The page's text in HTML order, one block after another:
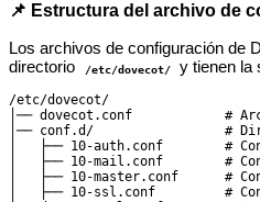
📌 Estructura del archivo de
Los archivos de configuración de
directorio
/etc/dovecot/ y tienen la
/etc/dovecot/
│── dovecot.conf            #
│── conf.d/                 #
│   ├── 10-auth.conf        #
│   ├── 10-mail.conf        #
│   ├── 10-master.conf      #
│   ├── 10-ssl.conf         #